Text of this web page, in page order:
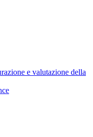
e valutazione della